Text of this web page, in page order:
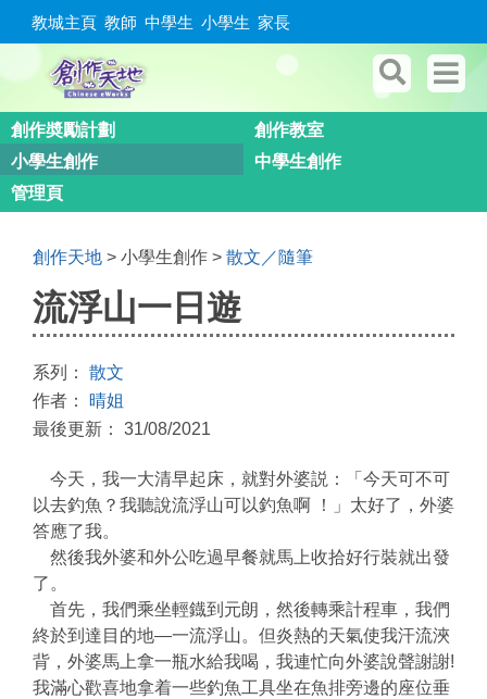
教城主頁 教師 中學生 小學生 家長
創作奬勵計劃
創作教室
小學生創作
中學生創作
管理頁
創作天地 > 小學生創作 > 散文／隨筆
流浮山一日遊
系列： 散文
作者： 晴姐
最後更新： 31/08/2021
今天，我一大清早起床，就對外婆説：「今天可不可
以去釣魚？我聽說流浮山可以釣魚啊 ！」太好了，外婆
答應了我。
然後我外婆和外公吃過早餐就馬上收拾好行裝就出發
了。
首先，我們乘坐輕鐡到元朗，然後轉乘計程車，我們
終於到達目的地—一流浮山。但炎熱的天氣使我汗流浹
背，外婆馬上拿一瓶水給我喝，我連忙向外婆說聲謝謝!
我滿心歡喜地拿着一些釣魚工具坐在魚排旁邊的座位垂